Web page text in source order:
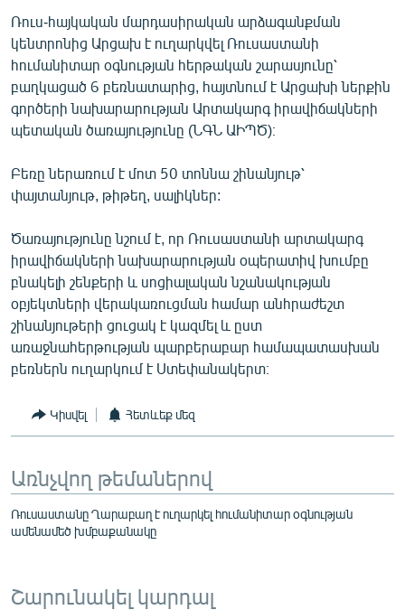
ԿՈՐՈՆԱՎԻՐՈՒՍ
ԱՐԽԻՎ
ՏԵՍԱՆՅՈՒԹԵՐ
ԲԱՆԱՎԵՃ
ՓՈԴՔԱՍԹ
Հայերեն
English
Русский
ՀԵՏԵՎԵՔ ՄԵԶ
«Ազատության» բոլոր կայքերը
Ռուս-հայկական մարդասիրական արձագանքման
կենտրոնից Արցախ է ուղարկվել Ռուսաստանի
հումանիտար օգնության հերթական շարասյունը՝
բաղկացած 6 բեռնատարից, հայտնում է Արցախի ներքին
գործերի նախարարության Արտակարգ իրավիճակների
պետական ծառայությունը (ՆԳՆ ԱԻՊԾ)։
Բեռը ներառում է մոտ 50 տոննա շինանյութ՝
փայտանյութ, թիթեղ, սալիկներ:
Ծառայությունը նշում է, որ Ռուսաստանի արտակարգ
իրավիճակների նախարարության օպերատիվ խումբը
բնակելի շենքերի և սոցիալական նշանակության
օբյեկտների վերակառուցման համար անհրաժեշտ
շինանյութերի ցուցակ է կազմել և ըստ
առաջնահերթության պարբերաբար համապատասխան
բեռներն ուղարկում է Ստեփանակերտ։
Կիսվել Հետևեք մեզ
Առնչվող թեմաներով
Ռուսաստանը Ղարաբաղ է ուղարկել հումանիտար օգնության
ամենամեծ խմբաքանակը
Շարունակել կարդալ